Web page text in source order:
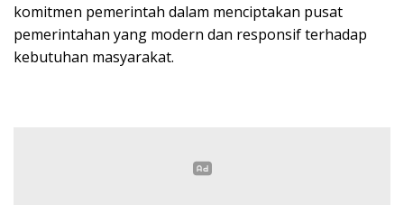
komitmen pemerintah dalam menciptakan pusat
pemerintahan yang modern dan responsif terhadap
kebutuhan masyarakat.